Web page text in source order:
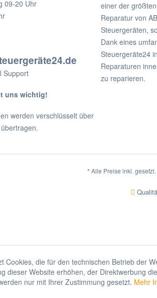
09-20 Uhr
Support
uns wichtig!
werden verschlüsselt über
einer der
Reparatur von
Steuergeräten,
Dank eines
Steuergeräte24
Reparaturen
zu reparieren.
* Alle Preise inkl.
Cookies, die für den technischen Betrieb der
dieser Website erhöhen, der Direktwerbung
nur mit Ihrer Zustimmung gesetzt. Mehr